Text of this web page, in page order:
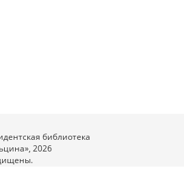
библиотека
2026